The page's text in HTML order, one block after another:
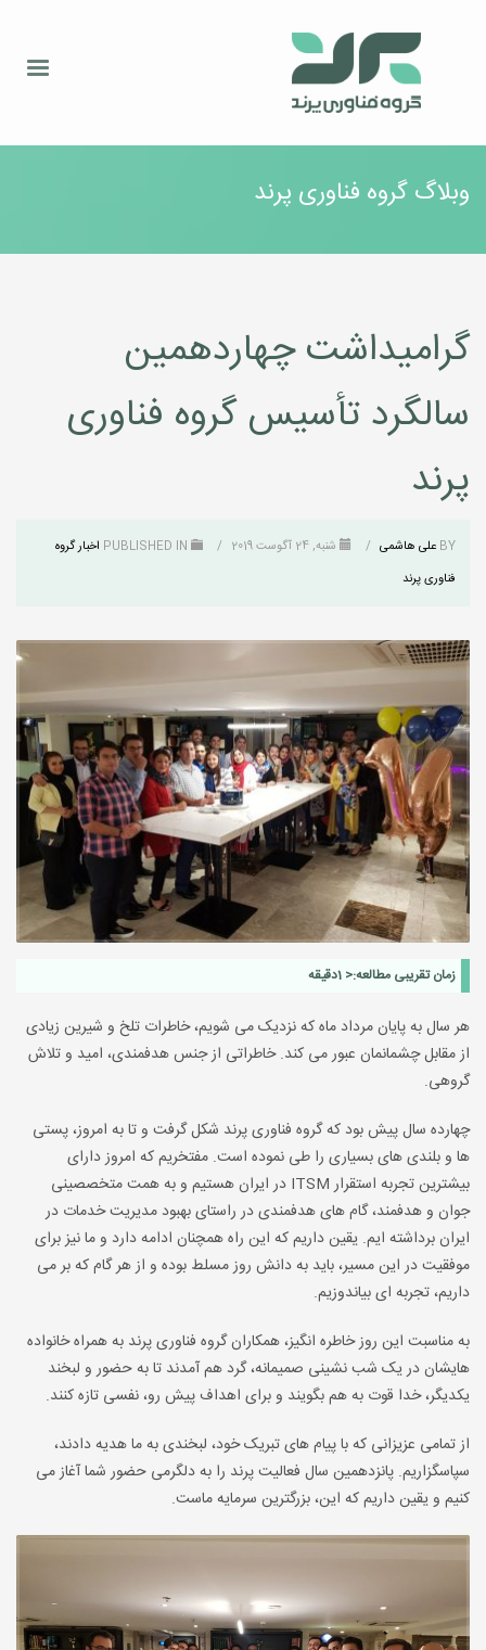
وبلاگ گروه فناوری پرند
گرامیداشت چهاردهمین
سالگرد تأسیس گروه فناوری
پرند
BY علی هاشمی / شنبه, 24 آگوست 2019 /
اخبار گروه
فناوری پرند
زمان تقریبی مطالعه:< 1 دقیقه
هر سال به پایان مرداد ماه که نزدیک می شویم، خاطرات تلخ و شیرین زیادی
از مقابل چشمانمان عبور می کند. خاطراتی از جنس هدفمندی، امید و تلاش
گروهی.
چهارده سال پیش بود که گروه فناوری پرند شکل گرفت و تا به امروز، پستی
ها و بلندی های بسیاری را طی نموده است. مفتخریم که امروز دارای
بیشترین تجربه استقرار ITSM در ایران هستیم و به همت متخصصینی
جوان و هدفمند، گام های هدفمندی در راستای بهبود مدیریت خدمات در
ایران برداشته ایم. یقین داریم که این راه همچنان ادامه دارد و ما نیز برای
موفقیت در این مسیر، باید به دانش روز مسلط بوده و از هر گام که بر می
داریم، تجربه ای بیاندوزیم.
به مناسبت این روز خاطره انگیز، همکاران گروه فناوری پرند به همراه خانواده
هایشان در یک شب نشینی صمیمانه، گرد هم آمدند تا به حضور و لبخند
یکدیگر، خدا قوت به هم بگویند و برای اهداف پیش رو، نفسی تازه کنند.
از تمامی عزیزانی که با پیام های تبریک خود، لبخندی به ما هدیه دادند،
سپاسگزاریم. پانزدهمین سال فعالیت پرند را به دلگرمی حضور شما آغاز می
کنیم و یقین داریم که این، بزرگترین سرمایه ماست.